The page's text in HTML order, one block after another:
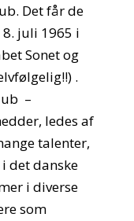
Det får de
juli 1965 i
Sonet og
.
–
ledes af
talenter,
det danske
i diverse
som